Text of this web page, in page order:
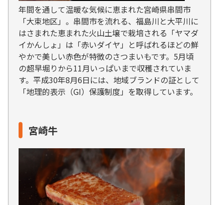
年間を通して温暖な気候に恵まれた宮崎県串間市
「大束地区」。串間市を流れる、福島川と大平川に
はさまれた恵まれた火山土壌で栽培される「ヤマダ
イかんしょ」は「赤いダイヤ」と呼ばれるほどの鮮
やかで美しい赤色が特徴のさつまいもです。5月頃
の超早堀りから11月いっぱいまで収穫されていま
す。平成30年8月6日には、地域ブランドの証として
「地理的表示（GI）保護制度」を取得しています。
宮崎牛